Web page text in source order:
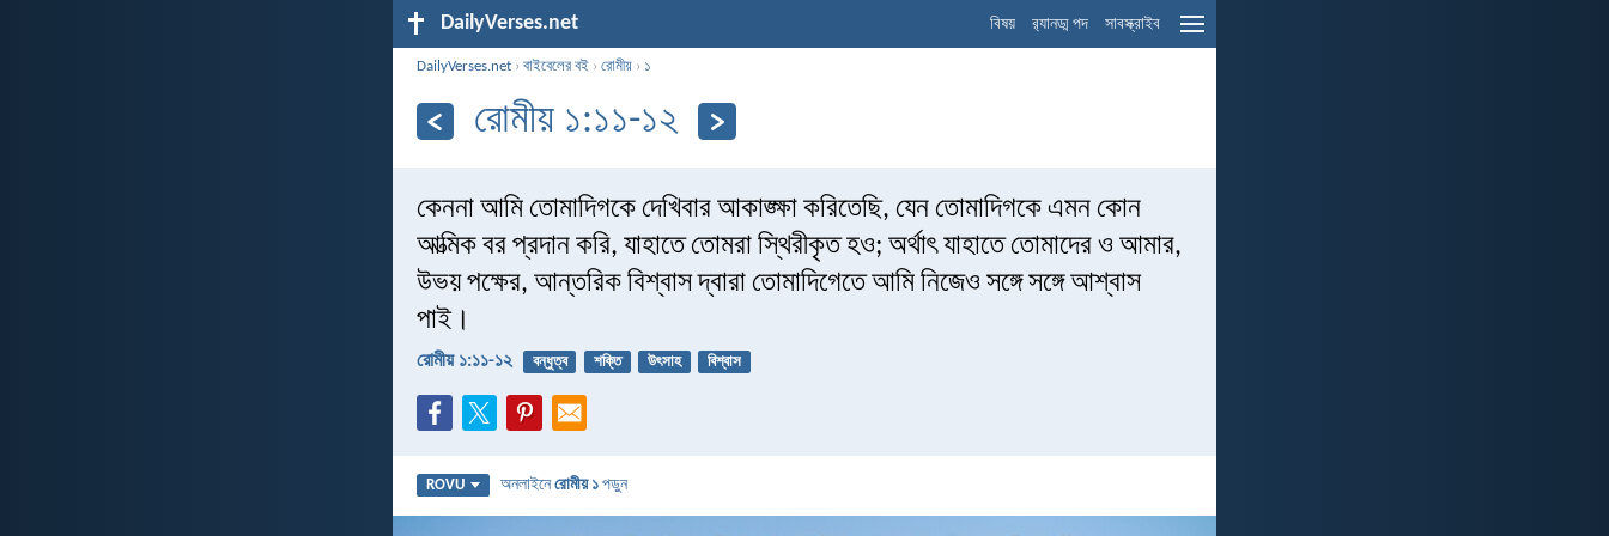
DailyVerses.net বিষয় র‌্যানড্ম পদ সাবস্ক্রাইব
DailyVerses.net ›বাইবেলের বই ›রোমীয় › ১
রোমীয় ১:১১-১২
কেননা আমি তোমাদিগকে দেখিবার আকাঙ্ক্ষা করিতেছি, যেন তোমাদিগকে এমন কোন
আত্মিক বর প্রদান করি, যাহাতে তোমরা স্থিরীকৃত হও; অর্থাৎ যাহাতে তোমাদের ও আমার,
উভয় পক্ষের, আন্তরিক বিশ্বাস দ্বারা তোমাদিগেতে আমি নিজেও সঙ্গে সঙ্গে আশ্বাস
পাই।
রোমীয় ১:১১-১২ বন্ধুত্ব শক্তি উৎসাহ বিশ্বাস
ROVU অনলাইনেরোমীয় ১ পড়ুন